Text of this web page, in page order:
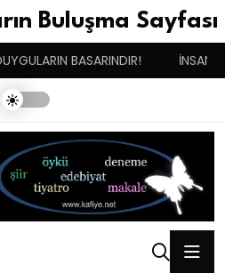
Buluşma Sayfası
BASARINDIR!